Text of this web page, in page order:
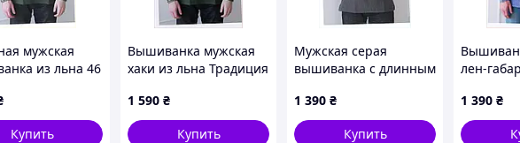
мужская
из льна 46
Купить
Вышиванка мужская
хаки из льна Традиция
1 590 ₴
Купить
Мужская серая
вышиванка с длинным
B8C6138B99
1 390 ₴
Купить
лен-
54,
1 390 ₴